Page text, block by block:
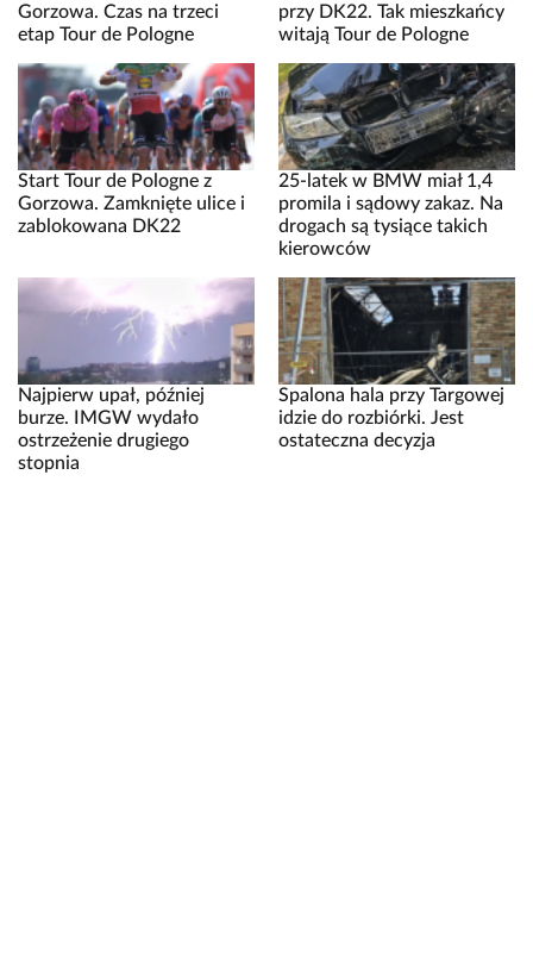
Gorzowa. Czas na trzeci
etap Tour de Pologne
przy DK22. Tak mieszkańcy
witają Tour de Pologne
Start Tour de Pologne z
Gorzowa. Zamknięte ulice i
zablokowana DK22
25-latek w BMW miał 1,4
promila i sądowy zakaz. Na
drogach są tysiące takich
kierowców
Najpierw upał, później
burze. IMGW wydało
ostrzeżenie drugiego
stopnia
Spalona hala przy Targowej
idzie do rozbiórki. Jest
ostateczna decyzja